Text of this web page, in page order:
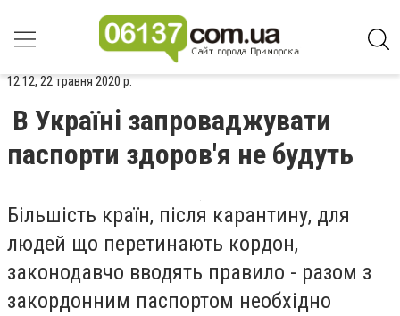
12:12, 22 травня 2020 р.
В Україні запроваджувати
паспорти здоров'я не будуть
Більшість країн, після карантину, для
людей що перетинають кордон,
законодавчо вводять правило - разом з
закордонним паспортом необхідно